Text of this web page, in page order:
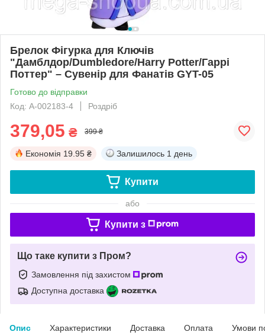
Брелок Фігурка для Ключів
"Дамблдор/Dumbledore/Harry Potter/Гаррі
Поттер" – Сувенір для Фанатів GYT-05
Готово до відправки
Код: А-002183-4
Роздріб
379,05 ₴ 399 ₴
Економія 19.95 ₴ Залишилось 1 день
Купити
або
Купити з
Що таке купити з Пром?
Замовлення під захистом
Доступна доставка
Опис Характеристики Доставка Оплата Умови